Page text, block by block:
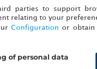
parties to support
relating to your
Configuration or obtain
of personal data